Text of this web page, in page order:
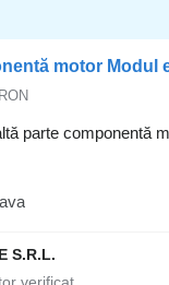
parte componentă
S.R.L.